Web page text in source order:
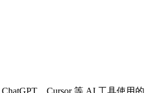
、Cursor 等 AI 工具使用的